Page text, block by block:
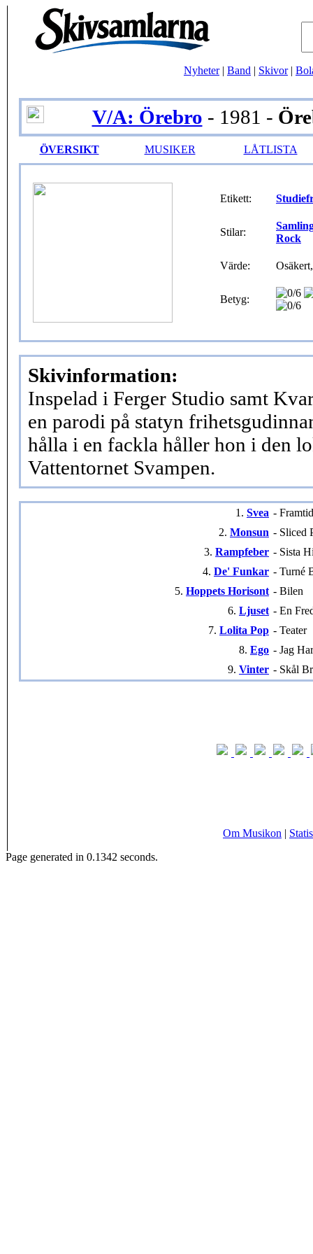
Nyheter| Band | Skivor|
V/A: Örebro - 1981 -
ÖVERSIKT MUSIKER LÅTLISTA
Etikett:
Stilar:
Rock
Värde:
Betyg:
Skivinformation:
Inspelad i Ferger Studio samt
en parodi på statyn
hålla i en fackla håller hon i den
Vattentornet Svampen.
1. Svea -
2. Monsun - Sliced
3. Rampfeber - Sista
4. De' Funkar - Turné
5. Hoppets Horisont - Bilen
6. Ljuset - En
7. Lolita Pop - Teater
8. Ego - Jag Har
9. Vinter - Skål
Om Musikon |
Page generated in 0.1342 seconds.